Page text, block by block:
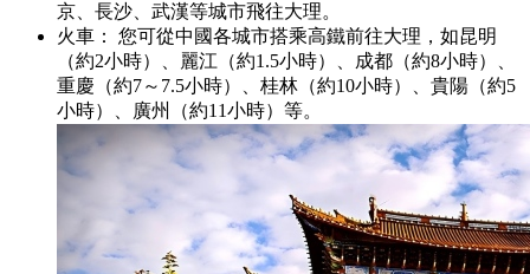
京、長沙、武漢等城市飛往大理。
火車： 您可從中國各城市搭乘高鐵前往大理，如昆明
（約2小時）、麗江（約1.5小時）、成都（約8小時）、
重慶（約7～7.5小時）、桂林（約10小時）、貴陽（約5
小時）、廣州（約11小時）等。